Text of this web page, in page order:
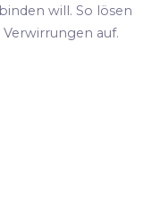
will. So lösen
auf.